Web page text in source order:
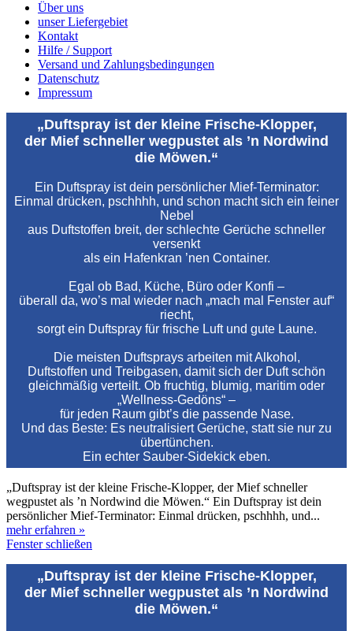
Über uns
unser Liefergebiet
Kontakt
Hilfe / Support
Versand und Zahlungsbedingungen
Datenschutz
Impressum
„Duftspray ist der kleine Frische‑Klopper,
der Mief schneller wegpustet als ’n Nordwind
die Möwen.“
Ein Duftspray ist dein persönlicher Mief‑Terminator:
Einmal drücken, pschhhh, und schon macht sich ein feiner
Nebel
aus Duftstoffen breit, der schlechte Gerüche schneller
versenkt
als ein Hafenkran ’nen Container.
Egal ob Bad, Küche, Büro oder Konfi –
überall da, wo’s mal wieder nach „mach mal Fenster auf“
riecht,
sorgt ein Duftspray für frische Luft und gute Laune.
Die meisten Duftsprays arbeiten mit Alkohol,
Duftstoffen und Treibgasen, damit sich der Duft schön
gleichmäßig verteilt. Ob fruchtig, blumig, maritim oder
„Wellness‑Gedöns“ –
für jeden Raum gibt’s die passende Nase.
Und das Beste: Es neutralisiert Gerüche, statt sie nur zu
übertünchen.
Ein echter Sauber‑Sidekick eben.
„Duftspray ist der kleine Frische‑Klopper, der Mief schneller
wegpustet als ’n Nordwind die Möwen.“ Ein Duftspray ist dein
persönlicher Mief‑Terminator: Einmal drücken, pschhhh, und...
mehr erfahren »
Fenster schließen
„Duftspray ist der kleine Frische‑Klopper,
der Mief schneller wegpustet als ’n Nordwind
die Möwen.“